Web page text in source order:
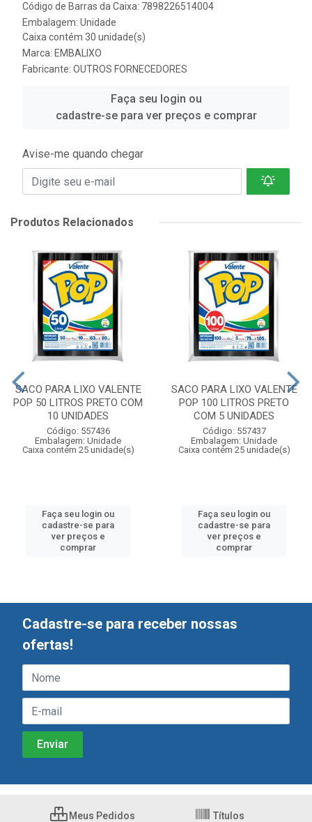
Código de Barras da Caixa: 7898226514004
Embalagem: Unidade
Caixa contém 30 unidade(s)
Marca: EMBALIXO
Fabricante: OUTROS FORNECEDORES
Faça seu login ou
cadastre-se para ver preços e comprar
Avise-me quando chegar
Produtos Relacionados
SACO PARA LIXO VALENTE
POP 50 LITROS PRETO COM
10 UNIDADES
Código: 557436
Embalagem: Unidade
Caixa contém 25 unidade(s)
Faça seu login ou
cadastre-se para
ver preços e
comprar
SACO PARA LIXO VALENTE
POP 100 LITROS PRETO
COM 5 UNIDADES
Código: 557437
Embalagem: Unidade
Caixa contém 25 unidade(s)
Faça seu login ou
cadastre-se para
ver preços e
comprar
Cadastre-se para receber nossas
ofertas!
Meus Pedidos Títulos